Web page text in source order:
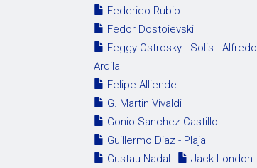
Federico Rubio
Fedor Dostoievski
Feggy Ostrosky - Solis - Alfredo
Ardila
Felipe Alliende
G. Martin Vivaldi
Gonio Sanchez Castillo
Guillermo Diaz - Plaja
Gustau Nadal
Jack London